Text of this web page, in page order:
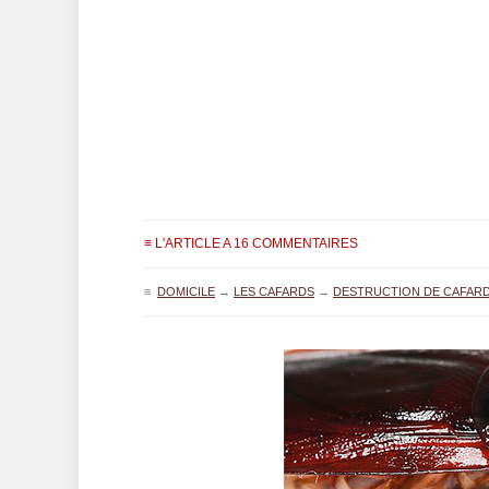
≡ L'ARTICLE A 16 COMMENTAIRES
≡ DOMICILE → LES CAFARDS → DESTRUCTION DE